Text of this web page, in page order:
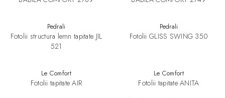
Pedrali
Fotolii structura lemn tapitate JIL
521
Pedrali
Fotolii GLISS SWING 350
Le Comfort
Fotolii tapitate AIR
Le Comfort
Fotolii tapitate ANITA